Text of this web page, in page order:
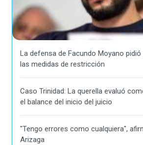
La defensa de Facundo Moyano pidió
las medidas de restricción
Caso Trinidad: La querella evaluó
el balance del inicio del juicio
"Tengo errores como cualquiera",
Arizaga